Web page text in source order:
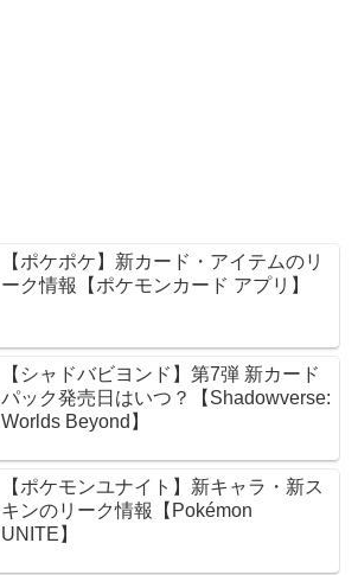
【ポケポケ】新カード・アイテムのリ
ーク情報【ポケモンカード アプリ】
【シャドバビヨンド】第7弾 新カード
パック発売日はいつ？【Shadowverse:
Worlds Beyond】
【ポケモンユナイト】新キャラ・新ス
キンのリーク情報【Pokémon
UNITE】